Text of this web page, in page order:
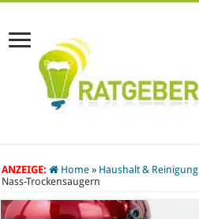
ANZEIGE: Home » Haushalt & Reinigung
Nass-Trockensaugern